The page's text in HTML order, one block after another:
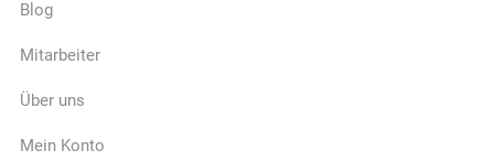
Blog
Mitarbeiter
Über uns
Mein Konto